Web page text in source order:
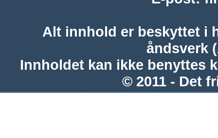
Alt innhold er beskyttet i
åndsverk
Innholdet kan ikke benyttes
© 2011 - Det